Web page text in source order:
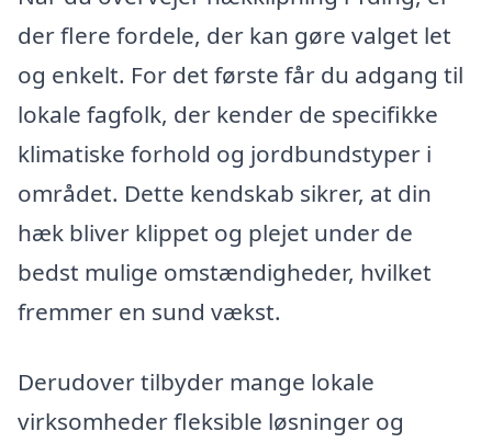
der flere fordele, der kan gøre valget let
og enkelt. For det første får du adgang til
lokale fagfolk, der kender de specifikke
klimatiske forhold og jordbundstyper i
området. Dette kendskab sikrer, at din
hæk bliver klippet og plejet under de
bedst mulige omstændigheder, hvilket
fremmer en sund vækst.
Derudover tilbyder mange lokale
virksomheder fleksible løsninger og